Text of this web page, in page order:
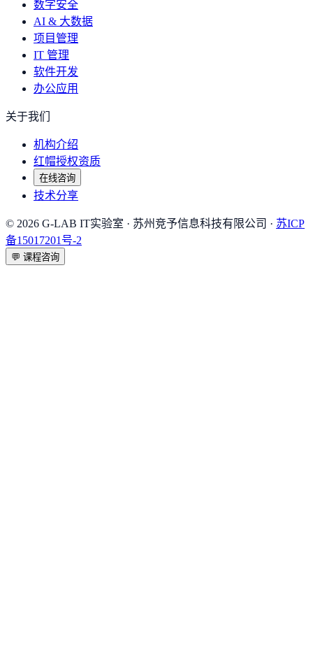
数字安全
AI & 大数据
项目管理
IT 管理
软件开发
办公应用
关于我们
机构介绍
红帽授权资质
在线咨询
技术分享
© 2026 G-LAB IT实验室 · 苏州竞予信息科技有限公司 · 苏ICP
备15017201号-2
💬 课程咨询